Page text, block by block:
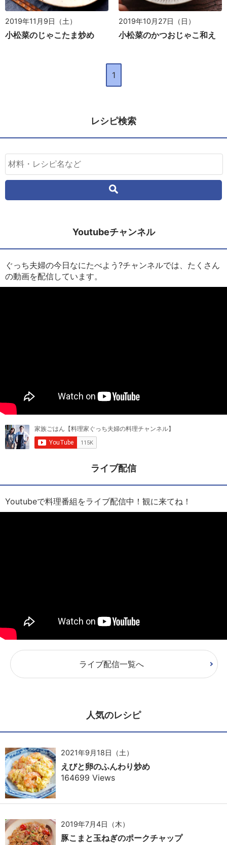
2019年11月9日（土）
小松菜のじゃこたま炒め
2019年10月27日（日）
小松菜のかつおじゃこ和え
1
レシピ検索
Youtubeチャンネル
ぐっち夫婦の今日なにたべよう?チャンネルでは、たくさん
の動画を配信しています。
ライブ配信
Youtubeで料理番組をライブ配信中！観に来てね！
ライブ配信一覧へ
人気のレシピ
2021年9月18日（土）
えびと卵のふんわり炒め
164699 Views
2019年7月4日（木）
豚こまと玉ねぎのポークチャップ